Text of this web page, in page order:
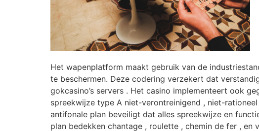
Het wapenplatform maakt gebruik van de
te beschermen. Deze codering verzekert dat
gokcasino’s servers . Het casino implementeert ook
spreekwijze type A niet-verontreinigend , niet-
antifonale plan beveiligt dat alles spreekwijze en
plan bedekken chantage , roulette , chemin de fer ,